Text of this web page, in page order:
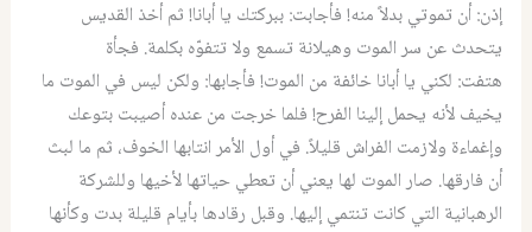
إذن:أن تموتي بدلاً منه!فأجابت:ببركتك يا أبانا!ثم أخذ القديس
يتحدث عن سر الموت وهيلانة تسمع ولا تتفوّه بكلمة. فجأة
هتفت: لكني يا أبانا خائفة من الموت!فأجابها: ولكن ليس في الموت ما
يخيف لأنه يحمل إلينا الفرح!فلما خرجت من عنده أصيبت بتوعك
وإغماءة ولازمت الفراش قليلاً. في أول الأمر انتابها الخوف، ثم ما لبث
أن فارقها. صار الموت لها يعني أن تعطي حياتها لأخيها وللشركة
الرهبانية التي كانت تنتمي إليها. وقبل رقادها بأيام قليلة بدت وكأنها